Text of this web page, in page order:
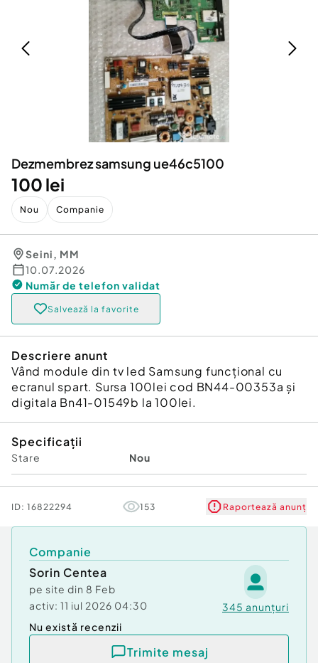
Animale de companie
Afaceri și echipamente profesionale
Inchiriere Bunuri si Vehicule
Utilaje agricole si industriale
Piese auto si accesorii
Dacia Duster
Dezmembrez samsung ue46c5100
100 lei
Nou Companie
Seini, MM
10.07.2026
Număr de telefon validat
Salvează la favorite
Descriere anunt
Vând module din tv led Samsung funcțional cu
ecranul spart. Sursa 100lei cod BN44-00353a și
digitala Bn41-01549b la 100lei.
Specificații
Stare Nou
ID: 16822294 153 Raportează anunț
Companie
Sorin Centea
pe site din 8 Feb
activ: 11 iul 2026 04:30 345 anunțuri
Nu există recenzii
Trimite mesaj